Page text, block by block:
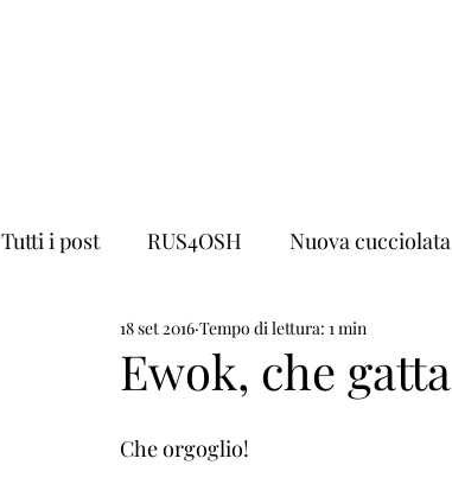
Tutti i post RUS4OSH Nuova cucciolata
Cat Show gavidanza adozioni
Ewok, che
18 set 2016 Tempo di lettura: 1 min
Che orgoglio!